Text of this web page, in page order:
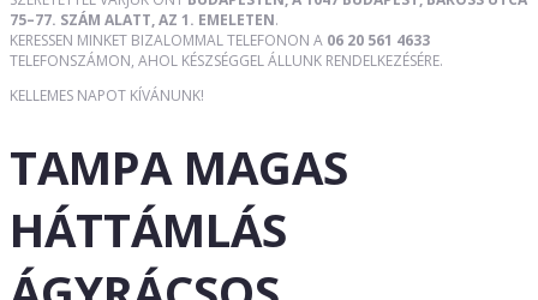
75–77. SZÁM ALATT, AZ 1. EMELETEN.
KERESSEN MINKET BIZALOMMAL TELEFONON A 06 20 561 4633
TELEFONSZÁMON, AHOL KÉSZSÉGGEL ÁLLUNK RENDELKEZÉSÉRE.
KELLEMES NAPOT KÍVÁNUNK!
TAMPA MAGAS
HÁTTÁMLÁS